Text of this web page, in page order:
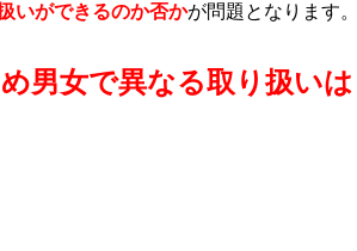
いができるのか否かが問題となります。
男女で異なる取り扱いは